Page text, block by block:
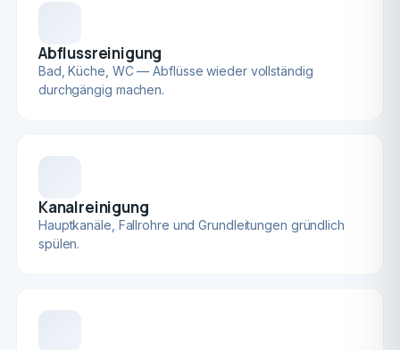
Abflussreinigung
Bad, Küche, WC — Abflüsse wieder vollständig
durchgängig machen.
Kanalreinigung
Hauptkanäle, Fallrohre und Grundleitungen gründlich
spülen.